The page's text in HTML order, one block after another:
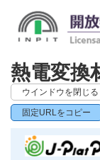
熱電変換
ウインドウを閉じる
固定URLをコピー